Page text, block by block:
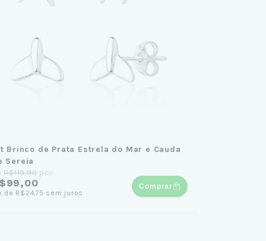
Brinco de Prata Estrela do Mar e Cauda
Sereia
R$119,90 por
de R$24,75 sem juros
Comprar